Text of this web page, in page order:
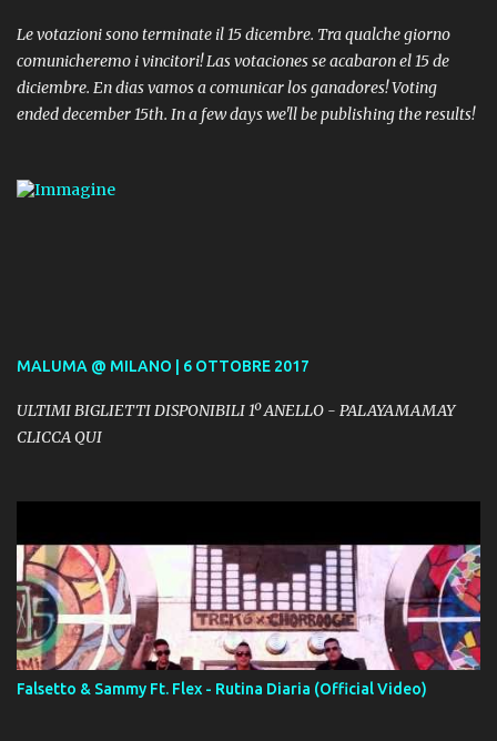
Le votazioni sono terminate il 15 dicembre. Tra qualche giorno
comunicheremo i vincitori! Las votaciones se acabaron el 15 de
diciembre. En dias vamos a comunicar los ganadores! Voting
ended december 15th. In a few days we'll be publishing the results!
MALUMA @ MILANO | 6 OTTOBRE 2017
ULTIMI BIGLIETTI DISPONIBILI 1º ANELLO - PALAYAMAMAY
CLICCA QUI
Falsetto & Sammy Ft. Flex - Rutina Diaria (Official Video)